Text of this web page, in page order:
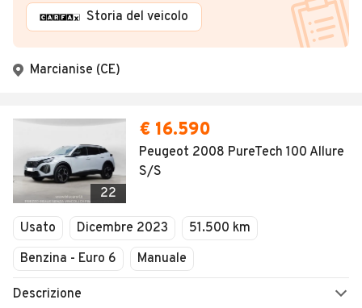
Storia del veicolo
Marcianise (CE)
22
€ 16.590
Peugeot 2008 PureTech 100 Allure
S/S
Usato Dicembre 2023
51.500 km
Benzina - Euro 6
Manuale
Descrizione